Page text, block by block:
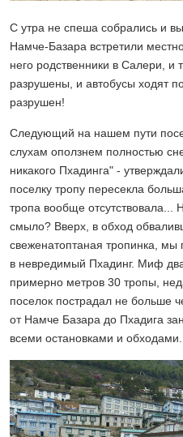
С утра не спеша собрались и
Намче-Базара встретили
него родственники в Салери, и
разрушены, и автобусы ходят
разрушен!
Следующий на нашем пути
слухам оползнем полностью
никакого Пхадинга" -
поселку тропу пересекла
тропа вообще отсутствовала...
смыло? Вверх, в обход
свеженатоптаная тропинка,
в невредимый Пхадинг. Миф
примерно метров 30 тропы,
поселок пострадал не больше
от Намче Базара до Пхадига
всеми остановками и обходами.